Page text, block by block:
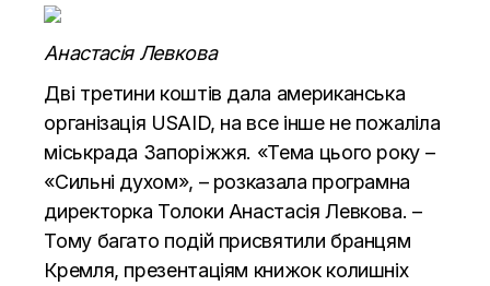
Анастасія Левкова
Дві третини коштів дала американська
організація USAID, на все інше не пожаліла
міськрада Запоріжжя. «Тема цього року –
«Сильні духом», – розказала програмна
директорка Толоки Анастасія Левкова. –
Тому багато подій присвятили бранцям
Кремля, презентаціям книжок колишніх